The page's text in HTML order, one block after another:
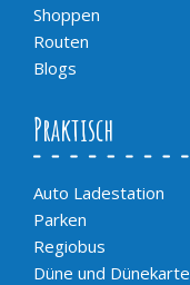
Shoppen
Routen
Blogs
Praktisch
Auto Ladestation
Parken
Regiobus
Düne und Dünekarte